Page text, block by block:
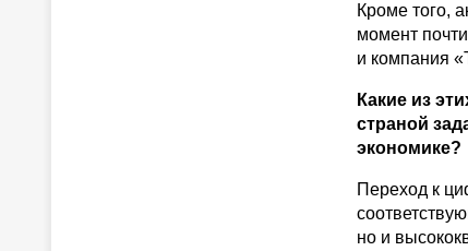
Кроме того,
момент
и компания
Какие из
страной
экономике?
Переход к
но и